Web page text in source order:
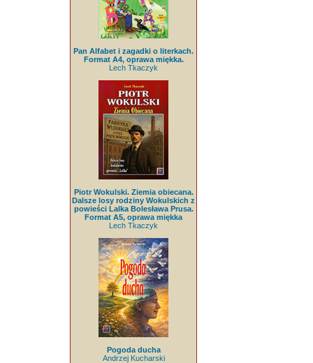
Pan Alfabet i zagadki o literkach.
Format A4, oprawa miękka.
Lech Tkaczyk
Piotr Wokulski. Ziemia obiecana.
Dalsze losy rodziny Wokulskich z
powieści Lalka Bolesława Prusa.
Format A5, oprawa miękka
Lech Tkaczyk
Pogoda ducha
Andrzej Kucharski